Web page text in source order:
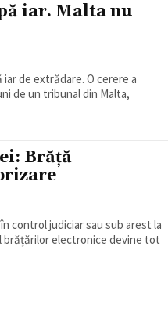
iar. Malta nu
iar de extrădare. O cerere a
de un tribunal din Malta,
Brăță
control judiciar sau sub arest la
brățărilor electronice devine tot